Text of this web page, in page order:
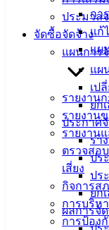
ประมวล
จัดซื้อจัดจ้าง
แผนการ
แผ
เป
ยก
ประกาศ
ร่า
ปร
ปร
ยก
ผลการจั
กา
แก้
แผ
รายงานก
รายงาน
รายงาน
ตรวจสอ
เสี่ยง
กิจการส
การบริห
การป้อง
สายตรง
นายก
ประวัติ
เทศบาล
ผู้บริหาร
และ
หัวหน้า
ส่วน
ราชการ
สภา
เทศบาล